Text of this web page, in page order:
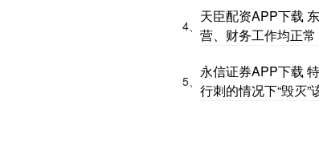
4、
天臣配资APP下载
营、财务工作均正常
5、
永信证券APP下载
行刺的情况下“毁灭”